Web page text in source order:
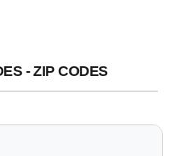
- ZIP CODES